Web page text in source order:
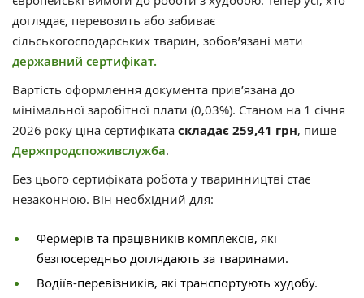
доглядає, перевозить або забиває
сільськогосподарських тварин, зобов’язані мати
державний сертифікат.
Вартість оформлення документа прив’язана до
мінімальної заробітної плати (0,03%). Станом на 1 січня
2026 року ціна сертифіката складає 259,41 грн, пише
Держпродспоживслужба.
Без цього сертифіката робота у тваринництві стає
незаконною. Він необхідний для:
Фермерів та працівників комплексів, які
безпосередньо доглядають за тваринами.
Водіїв-перевізників, які транспортують худобу.